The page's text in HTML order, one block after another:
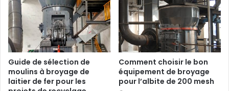
Guide de sélection de
moulins à broyage de
laitier de fer pour les
Comment choisir le bon
équipement de broyage
pour l’albite de 200 mesh